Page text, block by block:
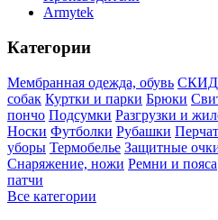
Armytek
Категории
Мембранная одежда, обувь
собак Куртки и парки Брюки
пончо Подсумки Разгрузки и
Носки Футболки Рубашки
уборы Термобелье Защитные
Снаряжение, ножи Ремни и пояса
патчи
Все категории